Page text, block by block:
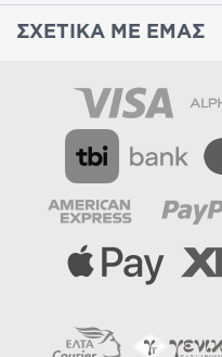
ΣΧΕΤΙΚΑ ΜΕ ΕΜΑΣ